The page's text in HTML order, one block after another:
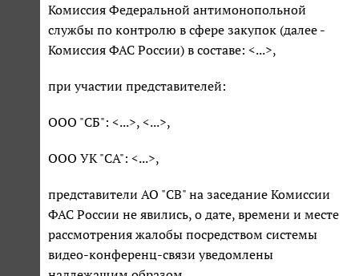
Комиссия Федеральной антимонопольной
службы по контролю в сфере закупок (далее -
Комиссия ФАС России) в составе: <...>,
при участии представителей:
ООО "СБ": <...>, <...>,
ООО УК "СА": <...>,
представители АО "СВ" на заседание Комиссии
ФАС России не явились, о дате, времени и месте
рассмотрения жалобы посредством системы
видео-конференц-связи уведомлены